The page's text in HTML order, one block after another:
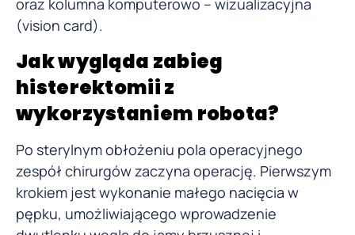
oraz kolumna komputerowo – wizualizacyjna
(vision card).
Jak wygląda zabieg
histerektomii z
wykorzystaniem robota?
Po sterylnym obłożeniu pola operacyjnego
zespół chirurgów zaczyna operację. Pierwszym
krokiem jest wykonanie małego nacięcia w
pępku, umożliwiającego wprowadzenie